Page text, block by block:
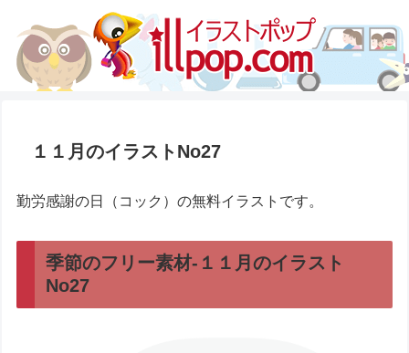
１１月のイラストNo27
勤労感謝の日（コック）の無料イラストです。
季節のフリー素材-１１月のイラスト
No27